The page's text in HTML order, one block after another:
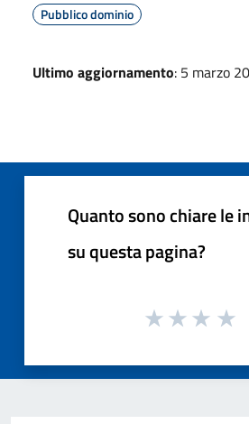
Pubblico dominio
Ultimo aggiornamento: 5 marzo
Quanto sono chiare le
su questa pagina?